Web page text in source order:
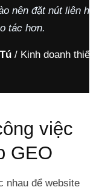
nên đặt nút liên hệ
tác hơn.
/ Kinh doanh thiết
việc
GEO
nhau để website